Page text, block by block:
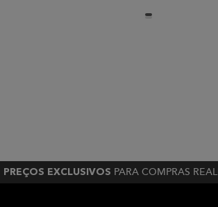
PREÇOS EXCLUSIVOS PARA COMPRAS